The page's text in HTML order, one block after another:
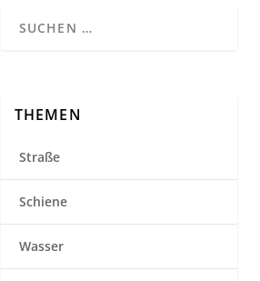
THEMEN
Straße
Schiene
Wasser